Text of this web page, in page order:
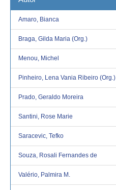
Amaro, Bianca
Braga, Gilda Maria (Org.)
Menou, Michel
Pinheiro, Lena Vania Ribeiro (Org.)
Prado, Geraldo Moreira
Santini, Rose Marie
Saracevic, Tefko
Souza, Rosali Fernandes de
Valério, Palmira M.